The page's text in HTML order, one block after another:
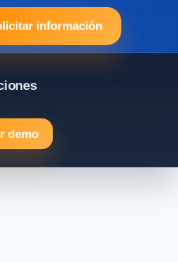
información
demo